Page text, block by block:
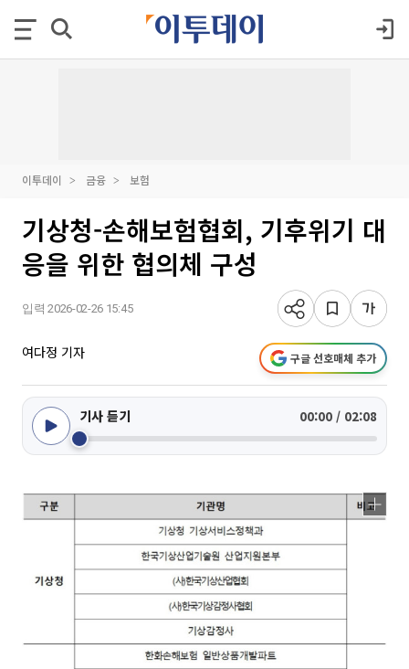
이투데이 금융 보험
기상청-손해보험협회, 기후위기 대
응을 위한 협의체 구성
입력 2026-02-26 15:45
여다정 기자 구글 선호매체 추가
기사 듣기 00:00 / 02:08